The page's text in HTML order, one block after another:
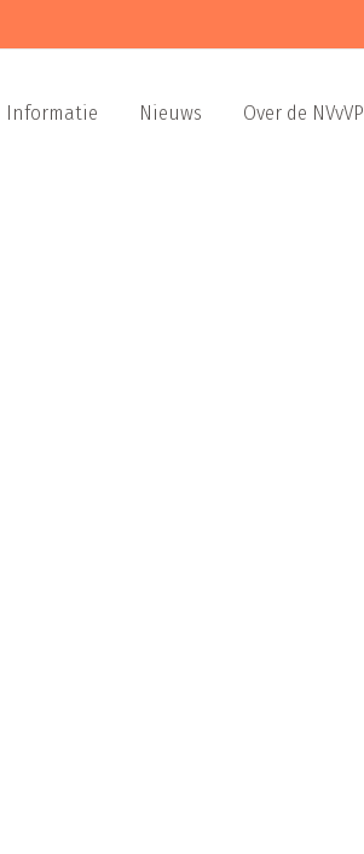
Informatie Nieuws Over de NVvVP